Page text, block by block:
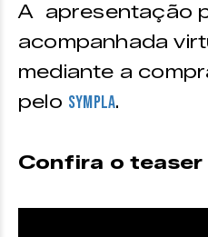
A apresentação
acompanhada
mediante a
pelo Sympla.
Confira o